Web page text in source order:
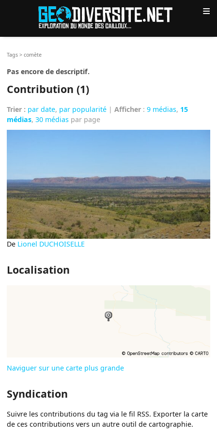
≡
Tags >comète
Pas encore de descriptif.
Contribution (1)
Trier : par date, par popularité |Afficher :9 médias, 15
médias,30 médias par page
De Lionel DUCHOISELLE
Localisation
Naviguer sur une carte plus grande
Syndication
Suivre les contributions du tag via le fil RSS. Exporter la carte
de ces contributions vers un autre outil de cartographie.